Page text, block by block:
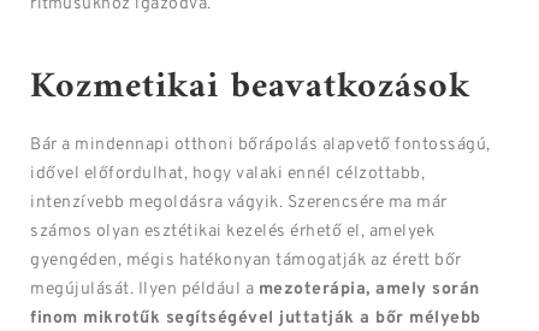
ritmusukhoz igazodva.
Kozmetikai beavatkozások
Bár a mindennapi otthoni bőrápolás alapvető fontosságú,
idővel előfordulhat, hogy valaki ennél célzottabb,
intenzívebb megoldásra vágyik. Szerencsére ma már
számos olyan esztétikai kezelés érhető el, amelyek
gyengéden, mégis hatékonyan támogatják az érett bőr
megújulását. Ilyen például a mezoterápia, amely során
finom mikrotűk segítségével juttatják a bőr mélyebb